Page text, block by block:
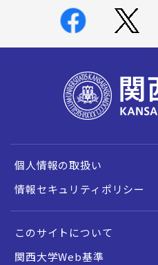
個人情報の取扱い
情報セキュリティポリシー
このサイトについて
関西大学Web基準